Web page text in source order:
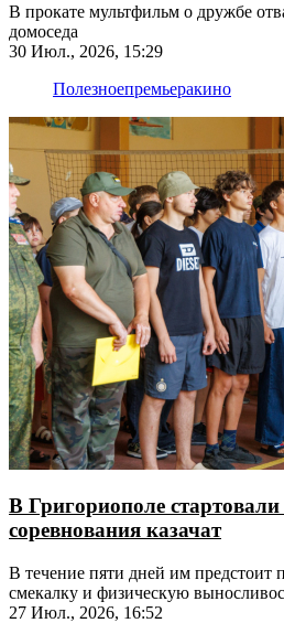
В прокате мультфильм о дружбе
домоседа
30 Июл., 2026, 15:29
Полезноепремьеракино
В Григориополе
соревнования казачат
В течение пяти дней им предстоит
смекалку и физическую
27 Июл., 2026, 16:52